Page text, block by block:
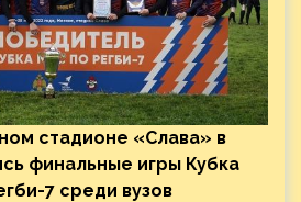
стадионе «Слава» в
финальные игры Кубка
7 среди вузов